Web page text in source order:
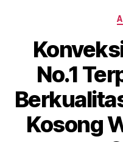
No.1
Kosong